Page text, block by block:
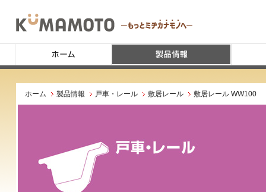
ホーム 製品情報 戸車・レール 敷居レール 敷居レール WW100